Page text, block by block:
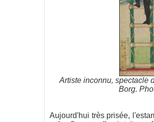
Artiste inconnu, spectacle
Borg.
Aujourd'hui très prisée,